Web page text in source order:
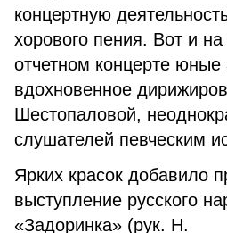
концертную
хорового пения. Вот и
отчетном концерте юные
вдохновенное
Шестопаловой,
слушателей певческим
Ярких красок добавило
выступление русского
«Задоринка» (рук. Н.